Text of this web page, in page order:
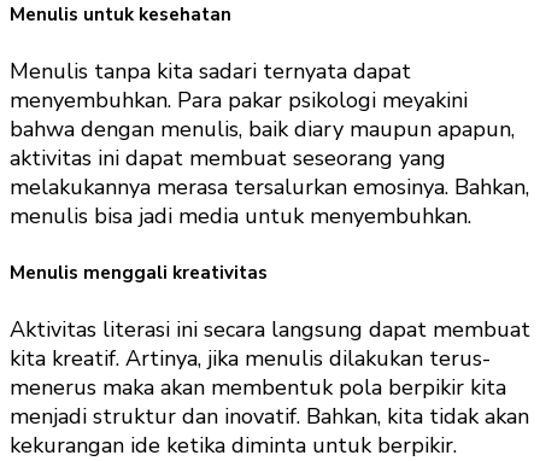
Menulis untuk kesehatan
Menulis tanpa kita sadari ternyata dapat
menyembuhkan. Para pakar psikologi meyakini
bahwa dengan menulis, baik diary maupun apapun,
aktivitas ini dapat membuat seseorang yang
melakukannya merasa tersalurkan emosinya. Bahkan,
menulis bisa jadi media untuk menyembuhkan.
Menulis menggali kreativitas
Aktivitas literasi ini secara langsung dapat membuat
kita kreatif. Artinya, jika menulis dilakukan terus-
menerus maka akan membentuk pola berpikir kita
menjadi struktur dan inovatif. Bahkan, kita tidak akan
kekurangan ide ketika diminta untuk berpikir.